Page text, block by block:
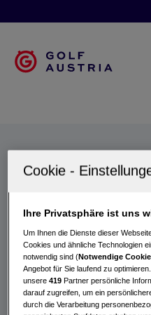
Turniere
Ihre Privatsphäre ist uns
Um Ihnen die Dienste dieser
Cookies und ähnliche Technologien
notwendig sind (Notwendige
Angebot für Sie laufend zu
unsere419 Partner persönliche
darauf zugreifen, um ein
durch die Verarbeitung